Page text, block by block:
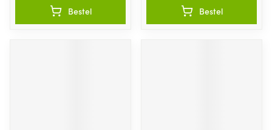
Bestel Bestel